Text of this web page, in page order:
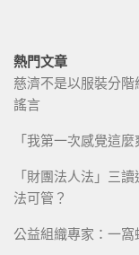
熱門文章
慈濟不是以服裝分
謠言
「我第一次感覺這
「財團法人法」三
法可管？
公益組織專家：一窩